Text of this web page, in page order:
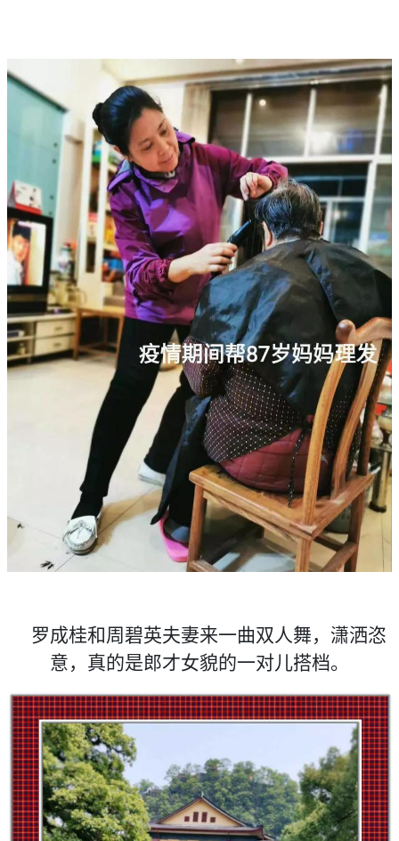
罗成桂和周碧英夫妻来一曲双人舞，潇洒恣
意，真的是郎才女貌的一对儿搭档。